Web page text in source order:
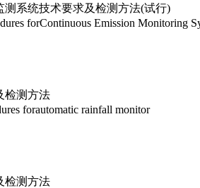
系统技术要求及检测方法(试行)
forContinuous Emission Monitoring
检测方法
forautomatic rainfall monitor
检测方法